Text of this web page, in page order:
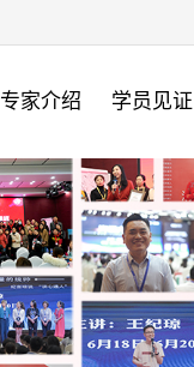
专家介绍 学员见证